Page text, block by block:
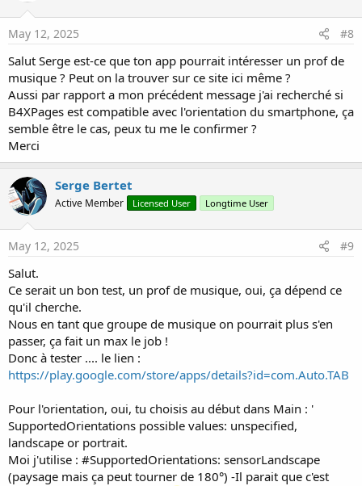
o
n
s
May 12, 2025 #8
Salut Serge est-ce que ton app pourrait intéresser un prof de
musique ? Peut on la trouver sur ce site ici même ?
Aussi par rapport a mon précédent message j'ai recherché si
B4XPages est compatible avec l'orientation du smartphone, ça
semble être le cas, peux tu me le confirmer ?
Merci
Serge Bertet
Active Member Licensed User Longtime User
May 12, 2025 #9
Salut.
Ce serait un bon test, un prof de musique, oui, ça dépend ce
qu'il cherche.
Nous en tant que groupe de musique on pourrait plus s'en
passer, ça fait un max le job !
Donc à tester .... le lien :
https://play.google.com/store/apps/details?id=com.Auto.TAB
Pour l'orientation, oui, tu choisis au début dans Main : '
SupportedOrientations possible values: unspecified,
landscape or portrait.
Moi j'utilise : #SupportedOrientations: sensorLandscape
(paysage mais ça peut tourner de 180°) -Il parait que c'est